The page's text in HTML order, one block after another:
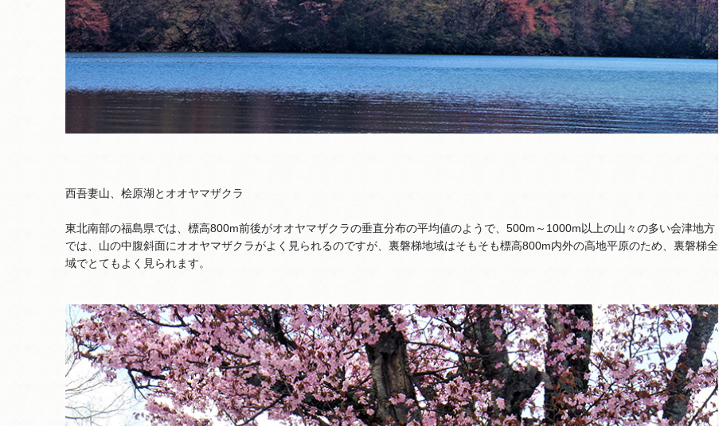
西吾妻山、桧原湖とオオヤマザクラ
東北南部の福島県では、標高800m前後がオオヤマザクラの垂直分布の平均値のようで、500m～1000m以上の山々の多い会津地方
では、山の中腹斜面にオオヤマザクラがよく見られるのですが、裏磐梯地域はそもそも標高800m内外の高地平原のため、裏磐梯全
域でとてもよく見られます。